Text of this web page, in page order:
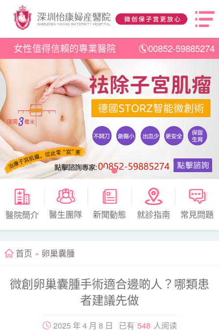
女性值得信賴的專業醫院 00852-59885274
醫院簡介 醫生團隊 新聞動態 就診指南 常見問題
首页 » 卵巢囊腫
微創卵巢囊腫手術適合邊啲人？哪類患
者建議先做
2025 年 4 月 8 日 已有 548 人阅读